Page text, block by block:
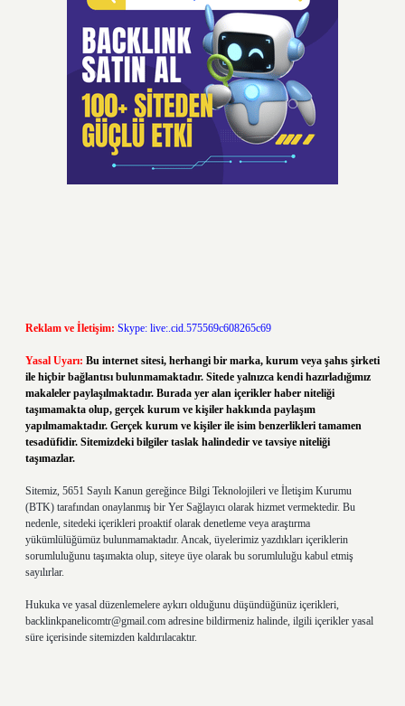
Reklam ve İletişim: Skype: live:.cid.575569c608265c69
Yasal Uyarı: Bu internet sitesi, herhangi bir marka, kurum veya şahıs şirketi
ile hiçbir bağlantısı bulunmamaktadır. Sitede yalnızca kendi hazırladığımız
makaleler paylaşılmaktadır. Burada yer alan içerikler haber niteliği
taşımamakta olup, gerçek kurum ve kişiler hakkında paylaşım
yapılmamaktadır. Gerçek kurum ve kişiler ile isim benzerlikleri tamamen
tesadüfidir. Sitemizdeki bilgiler taslak halindedir ve tavsiye niteliği
taşımazlar.
Sitemiz, 5651 Sayılı Kanun gereğince Bilgi Teknolojileri ve İletişim Kurumu
(BTK) tarafından onaylanmış bir Yer Sağlayıcı olarak hizmet vermektedir. Bu
nedenle, sitedeki içerikleri proaktif olarak denetleme veya araştırma
yükümlülüğümüz bulunmamaktadır. Ancak, üyelerimiz yazdıkları içeriklerin
sorumluluğunu taşımakta olup, siteye üye olarak bu sorumluluğu kabul etmiş
sayılırlar.
Hukuka ve yasal düzenlemelere aykırı olduğunu düşündüğünüz içerikleri,
backlinkpanelicomtr@gmail.com adresine bildirmeniz halinde, ilgili içerikler yasal
süre içerisinde sitemizden kaldırılacaktır.